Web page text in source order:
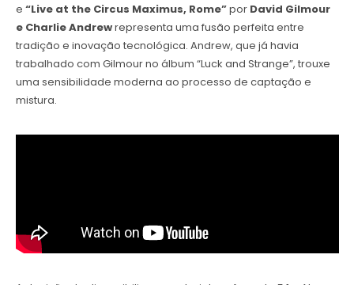
e “Live at the Circus Maximus, Rome”por David Gilmour
e Charlie Andrewrepresenta uma fusão perfeita entre
tradição e inovação tecnológica. Andrew, que já havia
trabalhado com Gilmour no álbum “Luck and Strange”, trouxe
uma sensibilidade moderna ao processo de captação e
mistura.